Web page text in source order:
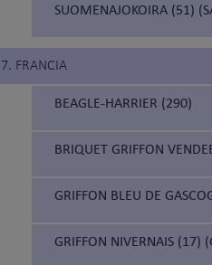
SUOMENAJOKOIRA (51)
7. FRANCIA
BEAGLE-HARRIER (290)
BRIQUET GRIFFON
GRIFFON BLEU DE
GRIFFON NIVERNAIS (17)